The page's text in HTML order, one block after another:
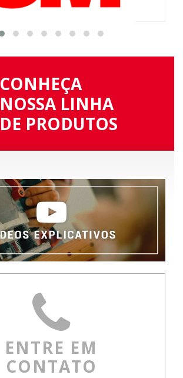
CONHEÇA
NOSSA LINHA
DE PRODUTOS
ENTRE EM
CONTATO